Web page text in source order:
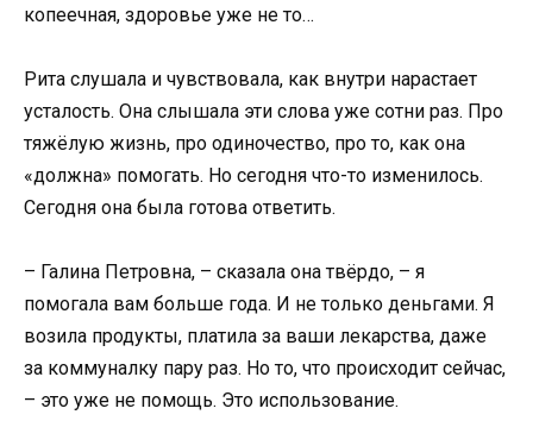
копеечная, здоровье уже не то…
Рита слушала и чувствовала, как внутри нарастает
усталость. Она слышала эти слова уже сотни раз. Про
тяжёлую жизнь, про одиночество, про то, как она
«должна» помогать. Но сегодня что-то изменилось.
Сегодня она была готова ответить.
– Галина Петровна, – сказала она твёрдо, – я
помогала вам больше года. И не только деньгами. Я
возила продукты, платила за ваши лекарства, даже
за коммуналку пару раз. Но то, что происходит сейчас,
– это уже не помощь. Это использование.